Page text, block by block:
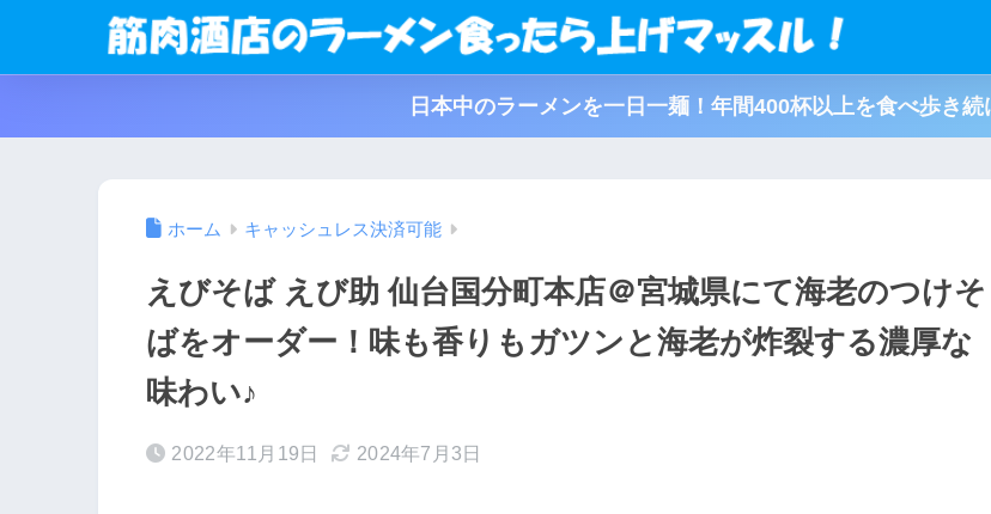
日本中のラーメンを一日一麺！年間400杯以上を食べ歩き
ホーム キャッシュレス決済可能
えびそば えび助 仙台国分町本店＠宮城県にて海老のつけそ
ばをオーダー！味も香りもガツンと海老が炸裂する濃厚な
味わい♪
2022年11月19日 2024年7月3日